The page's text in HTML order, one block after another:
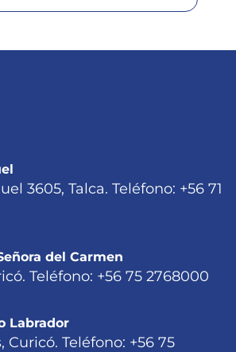
3605, Talca. Teléfono: +56 71
del Carmen
Teléfono: +56 75 2768000
Labrador
Curicó. Teléfono: +56 75